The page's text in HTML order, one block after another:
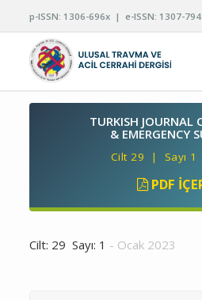
p-ISSN: 1306-696x | e-ISSN: 1307-
TURKISH JOURNAL
& EMERGENCY
Cilt 29 | Sayı
PDF
Cilt: 29 Sayı: 1 - Ocak 2023